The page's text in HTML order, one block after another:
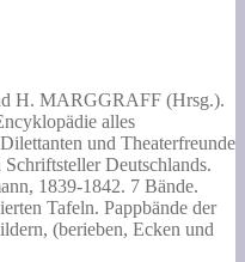
H. MARGGRAFF (Hrsg.).
alles
und Theaterfreunde
Deutschlands.
1839-1842. 7 Bände.
Tafeln. Pappbände der
(berieben, Ecken und